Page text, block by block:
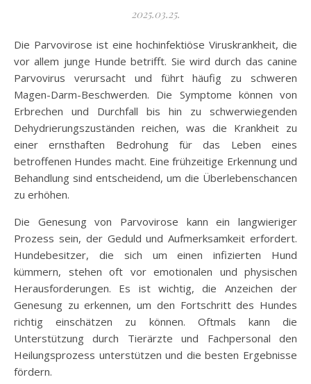
2025.03.25.
Die Parvovirose ist eine hochinfektiöse Viruskrankheit, die
vor allem junge Hunde betrifft. Sie wird durch das canine
Parvovirus verursacht und führt häufig zu schweren
Magen-Darm-Beschwerden. Die Symptome können von
Erbrechen und Durchfall bis hin zu schwerwiegenden
Dehydrierungszuständen reichen, was die Krankheit zu
einer ernsthaften Bedrohung für das Leben eines
betroffenen Hundes macht. Eine frühzeitige Erkennung und
Behandlung sind entscheidend, um die Überlebenschancen
zu erhöhen.
Die Genesung von Parvovirose kann ein langwieriger
Prozess sein, der Geduld und Aufmerksamkeit erfordert.
Hundebesitzer, die sich um einen infizierten Hund
kümmern, stehen oft vor emotionalen und physischen
Herausforderungen. Es ist wichtig, die Anzeichen der
Genesung zu erkennen, um den Fortschritt des Hundes
richtig einschätzen zu können. Oftmals kann die
Unterstützung durch Tierärzte und Fachpersonal den
Heilungsprozess unterstützen und die besten Ergebnisse
fördern.